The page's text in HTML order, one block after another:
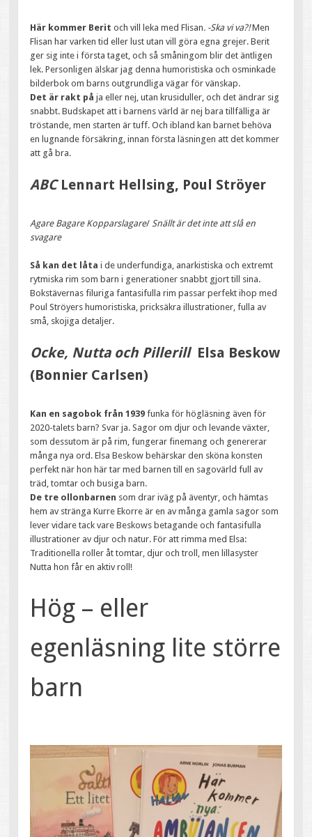
Här kommer Berit och vill leka med Flisan. -Ska vi va?!Men
Flisan har varken tid eller lust utan vill göra egna grejer. Berit
ger sig inte i första taget, och så småningom blir det äntligen
lek. Personligen älskar jag denna humoristiska och osminkade
bilderbok om barns outgrundliga vägar för vänskap.
Det är rakt på ja eller nej, utan krusiduller, och det ändrar sig
snabbt. Budskapet att i barnens värld är nej bara tillfälliga är
tröstande, men starten är tuff. Och ibland kan barnet behöva
en lugnande försäkring, innan första läsningen att det kommer
att gå bra.
ABCLennart Hellsing, Poul Ströyer
Agare Bagare Kopparslagare/Snällt är det inte att slå en
svagare
Så kan det låta i de underfundiga, anarkistiska och extremt
rytmiska rim som barn i generationer snabbt gjort till sina.
Bokstävernas filuriga fantasifulla rim passar perfekt ihop med
Poul Ströyers humoristiska, pricksäkra illustrationer, fulla av
små, skojiga detaljer.
Ocke, Nutta och PillerillElsa Beskow
(Bonnier Carlsen)
Kan en sagobok från 1939funka för högläsning även för
2020-talets barn? Svar ja. Sagor om djur och levande växter,
som dessutom är på rim, fungerar finemang och genererar
många nya ord. Elsa Beskow behärskar den sköna konsten
perfekt när hon här tar med barnen till en sagovärld full av
träd, tomtar och busiga barn.
De tre ollonbarnen som drar iväg på äventyr, och hämtas
hem av stränga Kurre Ekorre är en av många gamla sagor som
lever vidare tack vare Beskows betagande och fantasifulla
illustrationer av djur och natur. För att rimma med Elsa:
Traditionella roller åt tomtar, djur och troll, men lillasyster
Nutta hon får en aktiv roll!
Hög – eller
egenläsning lite större
barn